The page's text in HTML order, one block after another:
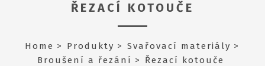
ŘEZACÍ KOTOUČE
Home Produkty
Svařovací materiály
Broušení a řezání
Řezací kotouče